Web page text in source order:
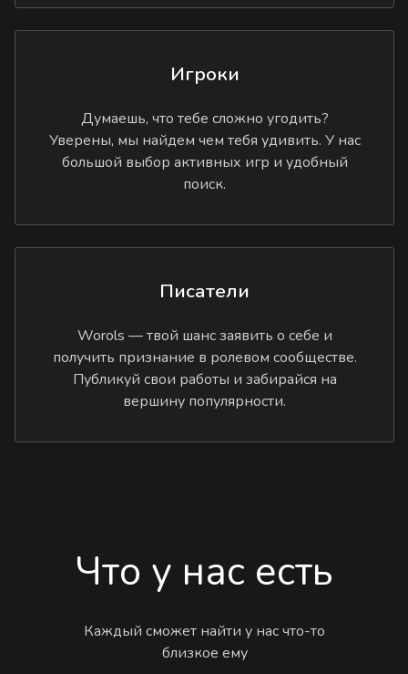
Игроки
Думаешь, что тебе сложно угодить?
Уверены, мы найдем чем тебя удивить. У нас
большой выбор активных игр и удобный
поиск.
Писатели
Worols — твой шанс заявить о себе и
получить признание в ролевом сообществе.
Публикуй свои работы и забирайся на
вершину популярности.
Что у нас есть
Каждый сможет найти у нас что-то
близкое ему